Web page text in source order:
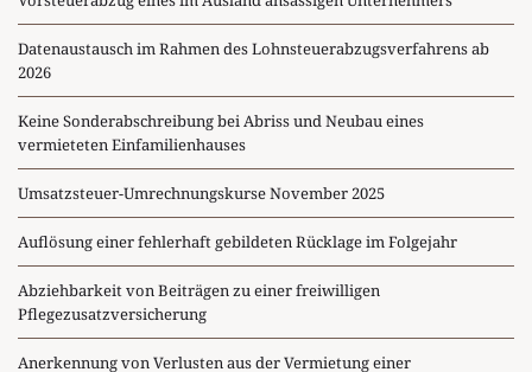
Datenaustausch im Rahmen des Lohnsteuerabzugsverfahrens ab
2026
Keine Sonderabschreibung bei Abriss und Neubau eines
vermieteten Einfamilienhauses
Umsatzsteuer-Umrechnungskurse November 2025
Auflösung einer fehlerhaft gebildeten Rücklage im Folgejahr
Abziehbarkeit von Beiträgen zu einer freiwilligen
Pflegezusatzversicherung
Anerkennung von Verlusten aus der Vermietung einer